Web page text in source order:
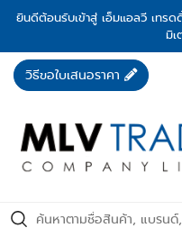
ยินดีต้อนรับเข้าสู่ เอ็มแอลวี เทร
มิเ
วิธีขอใบเสนอราคา